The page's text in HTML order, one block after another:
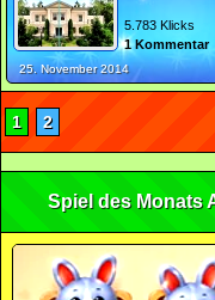
5.783 Klicks
1 Kommentar
25. November 2014
1 2
Spiel des Monats